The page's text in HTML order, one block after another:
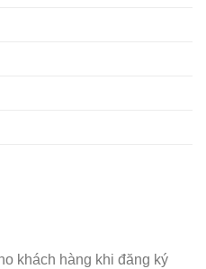
khách hàng khi đăng ký